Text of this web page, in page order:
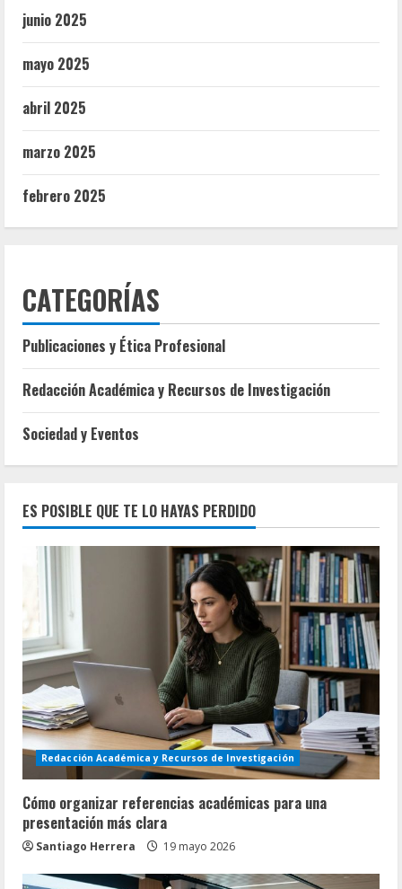
junio 2025
mayo 2025
abril 2025
marzo 2025
febrero 2025
CATEGORÍAS
Publicaciones y Ética Profesional
Redacción Académica y Recursos de Investigación
Sociedad y Eventos
ES POSIBLE QUE TE LO HAYAS PERDIDO
Redacción Académica y Recursos de Investigación
Cómo organizar referencias académicas para una
presentación más clara
Santiago Herrera 19 mayo 2026